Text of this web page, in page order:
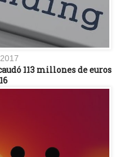
113 millones de euros